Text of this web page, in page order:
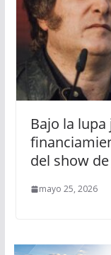
Bajo la
del show
mayo 25, 2026